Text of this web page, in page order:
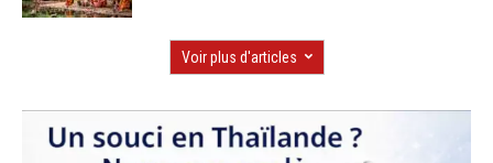
Voir plus d'articles